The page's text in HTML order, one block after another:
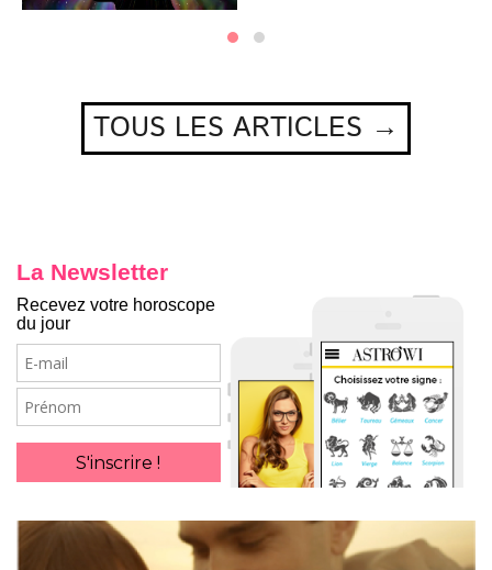
TOUS LES ARTICLES →
La Newsletter
Recevez votre horoscope
du jour
E-
mail
Prénom
S'inscrire !